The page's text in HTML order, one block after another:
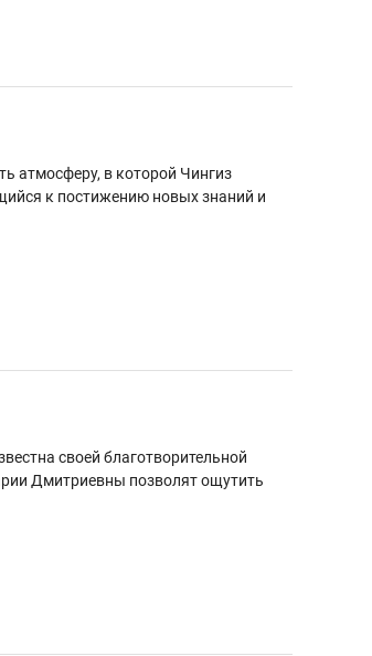
атмосферу, в которой Чингиз
к постижению новых знаний и
своей благотворительной
Дмитриевны позволят ощутить